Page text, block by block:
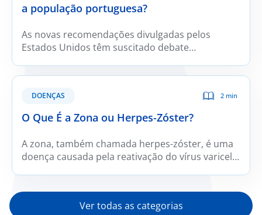
a população portuguesa?
As novas recomendações divulgadas pelos
Estados Unidos têm suscitado debate
alinhadas com a evidência científica mais
controversas cuja aplicabilidade fora do contexto
norte americano é limitada. Para a população
portuguesa, em particular, este modelo não
constitui a abordagem nutricional mais
adequada.
DOENÇAS 2 min
O Que É a Zona ou Herpes-Zóster?
A zona, também chamada herpes-zóster, é uma
doença causada pela reativação do vírus varicela-
“adormecido” nos gânglios sensitivos e pode
reativar-se mais tarde, originando zona.
Ver todas as categorias